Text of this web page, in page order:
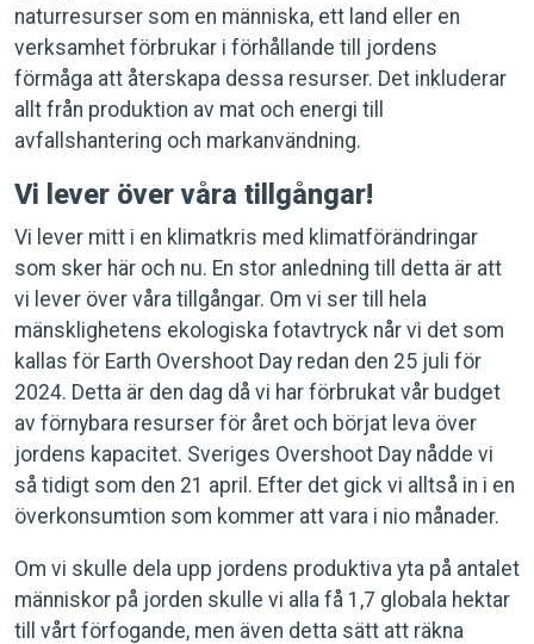
naturresurser som en människa, ett land eller en
verksamhet förbrukar i förhållande till jordens
förmåga att återskapa dessa resurser. Det inkluderar
allt från produktion av mat och energi till
avfallshantering och markanvändning.
Vi lever över våra tillgångar!
Vi lever mitt i en klimatkris med klimatförändringar
som sker här och nu. En stor anledning till detta är att
vi lever över våra tillgångar. Om vi ser till hela
mänsklighetens ekologiska fotavtryck når vi det som
kallas för Earth Overshoot Day redan den 25 juli för
2024. Detta är den dag då vi har förbrukat vår budget
av förnybara resurser för året och börjat leva över
jordens kapacitet. Sveriges Overshoot Day nådde vi
så tidigt som den 21 april. Efter det gick vi alltså in i en
överkonsumtion som kommer att vara i nio månader.
Om vi skulle dela upp jordens produktiva yta på antalet
människor på jorden skulle vi alla få 1,7 globala hektar
till vårt förfogande, men även detta sätt att räkna